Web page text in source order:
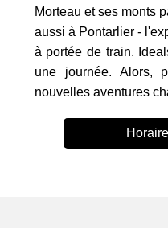
Morteau et ses monts
aussi à Pontarlier -
à portée de train.
une journée. Alors,
nouvelles aventures